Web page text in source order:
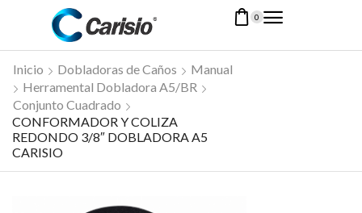
0
Inicio Dobladoras de Caños
Manual
Herramental Dobladora A5/BR
Conjunto Cuadrado
CONFORMADOR Y COLIZA
REDONDO 3/8″ DOBLADORA A5
CARISIO